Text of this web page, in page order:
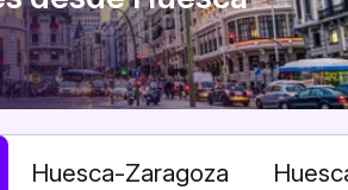
Huesca-Zaragoza